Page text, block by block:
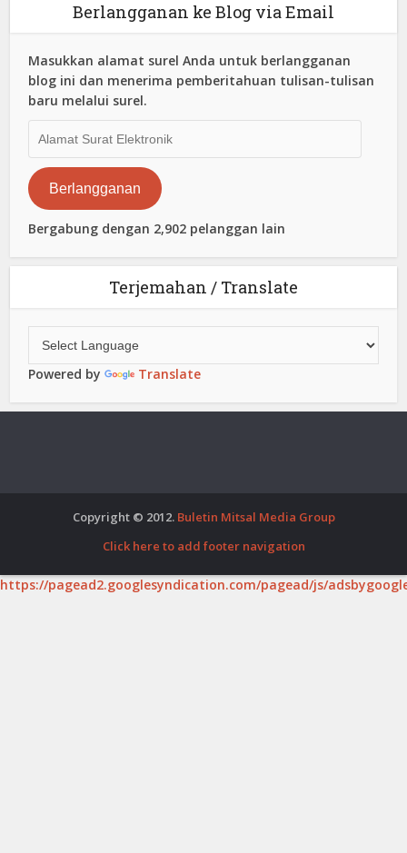
Berlangganan ke Blog via Email
Masukkan alamat surel Anda untuk berlangganan
blog ini dan menerima pemberitahuan tulisan-tulisan
baru melalui surel.
Surat
Elektronik
Berlangganan
Bergabung dengan 2,902 pelanggan lain
Terjemahan / Translate
Powered by Translate
Copyright © 2012. Buletin Mitsal Media Group
Click here to add footer navigation
https://pagead2.googlesyndication.com/pagead/js/